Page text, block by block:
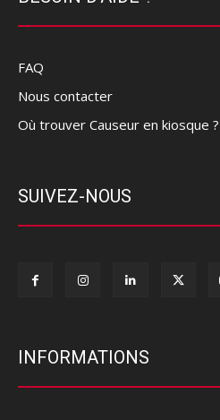
FAQ
Nous contacter
Où trouver Causeur en kiosque ?
SUIVEZ-NOUS
INFORMATIONS